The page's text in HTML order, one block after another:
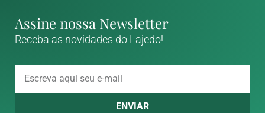
Assine nossa Newsletter
Receba as novidades do Lajedo!
ENVIAR